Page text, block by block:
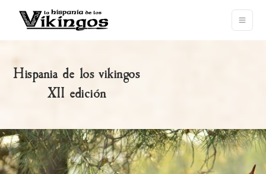
Hispania de los vikingos
XII edición